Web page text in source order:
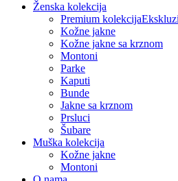
Ženska kolekcija
Premium kolekcija
Kožne jakne
Kožne jakne sa krznom
Montoni
Parke
Kaputi
Bunde
Jakne sa krznom
Prsluci
Šubare
Muška kolekcija
Kožne jakne
Montoni